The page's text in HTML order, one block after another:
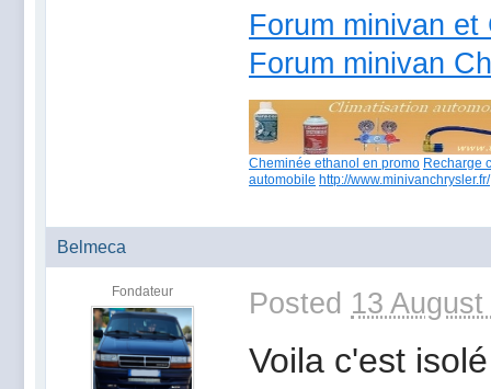
Forum minivan
Forum minivan
Cheminée ethanol en promo Recharge
automobile http://www.minivanchrysler.fr/
Belmeca
Fondateur Posted 13
Voila c'est